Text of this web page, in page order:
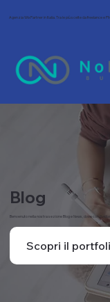
Agenzia Wix Partner in Italia. Tra le più scelte da freelance e
Blog
Benvenuto nella nostra sezione Blog e News, dove
Scopri il